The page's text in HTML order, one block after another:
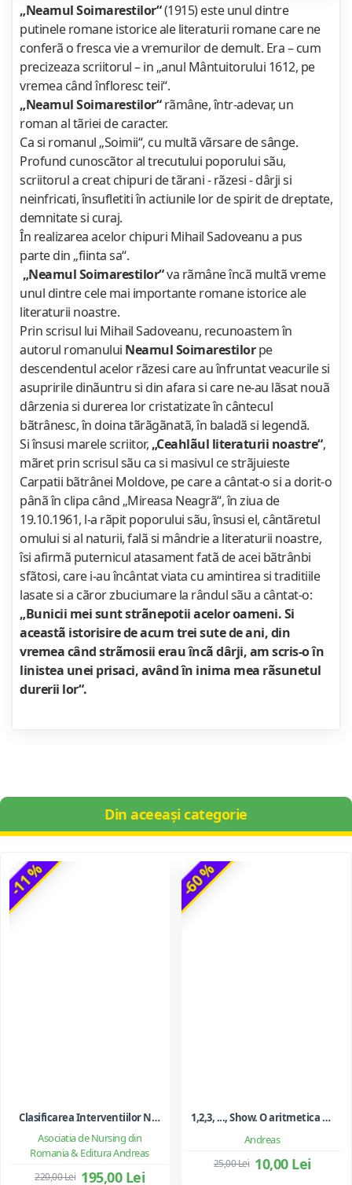
„Neamul Soimarestilor“(1915) este unul dintre
putinele romane istorice ale literaturii romane care ne
conferã o fresca vie a vremurilor de demult. Era – cum
precizeaza scriitorul – in „anul Mântuitorului 1612, pe
vremea când înfloresc teii“.
„Neamul Soimarestilor“rãmâne, într-adevar, un
roman al tãriei de caracter.
Ca si romanul „Soimii“, cu multã vãrsare de sânge.
Profund cunoscãtor al trecutului poporului sãu,
scriitorul a creat chipuri de tãrani - rãzesi - dârji si
neinfricati, însufletiti în actiunile lor de spirit de dreptate,
demnitate si curaj.
În realizarea acelor chipuri Mihail Sadoveanu a pus
parte din „fiinta sa“.
„Neamul Soimarestilor“va rãmâne încã multã vreme
unul dintre cele mai importante romane istorice ale
literaturii noastre.
Prin scrisul lui Mihail Sadoveanu, recunoastem în
autorul romanului Neamul Soimarestilorpe
descendentul acelor rãzesi care au înfruntat veacurile si
asupririle dinãuntru si din afara si care ne-au lãsat nouã
dârzenia si durerea lor cristatizate în cântecul
bãtrânesc, în doina tãrãgãnatã, în baladã si legendã.
Si însusi marele scriitor, „Ceahlãul literaturii noastre“,
mãret prin scrisul sãu ca si masivul ce strãjuieste
Carpatii bãtrânei Moldove, pe care a cântat-o si a dorit-o
pânã în clipa când „Mireasa Neagrã“, în ziua de
19.10.1961, l-a rãpit poporului sãu, însusi el, cântãretul
omului si al naturii, falã si mândrie a literaturii noastre,
îsi afirmã puternicul atasament fatã de acei bãtrânbi
sfãtosi, care i-au încântat viata cu amintirea si traditiile
lasate si a cãror zbuciumare la rândul sãu a cântat-o:
„Bunicii mei sunt strãnepotii acelor oameni. Si
aceastã istorisire de acum trei sute de ani, din
vremea când strãmosii erau încã dârji, am scris-o în
linistea unei prisaci, având în inima mea rãsunetul
durerii lor“.
Din aceeași categorie
-11 %
Asociatia de Nursing din
Romania & Editura Andreas
Clasificarea Interventiilor Nursing (NIC)
195,00 Lei
220,00 Lei
-60 %
Andreas
1,2,3, ..., Show. O aritmetica emotionala, o poezie a matematicii - Ioan Dancila
10,00 Lei
25,00 Lei